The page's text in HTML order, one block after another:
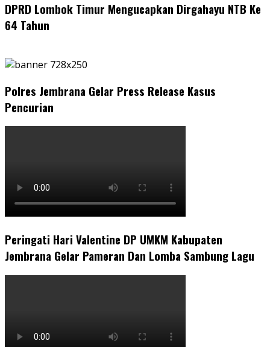
DPRD Lombok Timur Mengucapkan Dirgahayu NTB Ke
64 Tahun
Polres Jembrana Gelar Press Release Kasus
Pencurian
Peringati Hari Valentine DP UMKM Kabupaten
Jembrana Gelar Pameran Dan Lomba Sambung Lagu